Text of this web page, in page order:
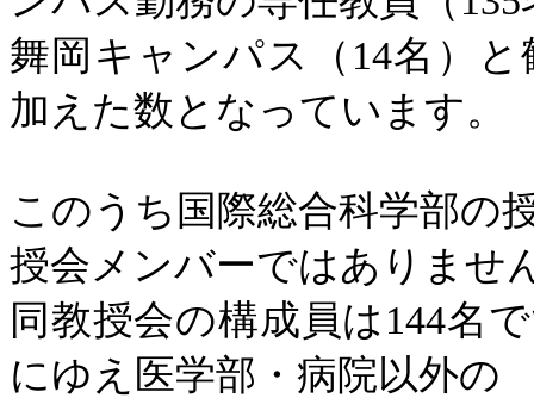
舞岡キャンパス（ 14名）と
加えた数となっています。
このうち国際総合科学部の
授会メンバーではありませ
同教授会の構成員は 144名
にゆえ医学部・病院以外の